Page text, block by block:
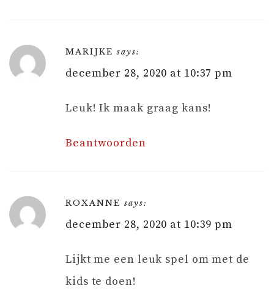
MARIJKE says:
december 28, 2020 at 10:37 pm
Leuk! Ik maak graag kans!
Beantwoorden
ROXANNE says:
december 28, 2020 at 10:39 pm
Lijkt me een leuk spel om met de
kids te doen!